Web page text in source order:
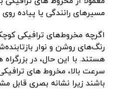
مسیرهای رانندگی یا پیاده
اگرچه مخروط‌های ترافیکی
رنگ‌های روشن و نوار
هستند. با این حال، در بزرگراه
سرعت بالا، مخروط های
باشند زیرا نشانه بصری قابل